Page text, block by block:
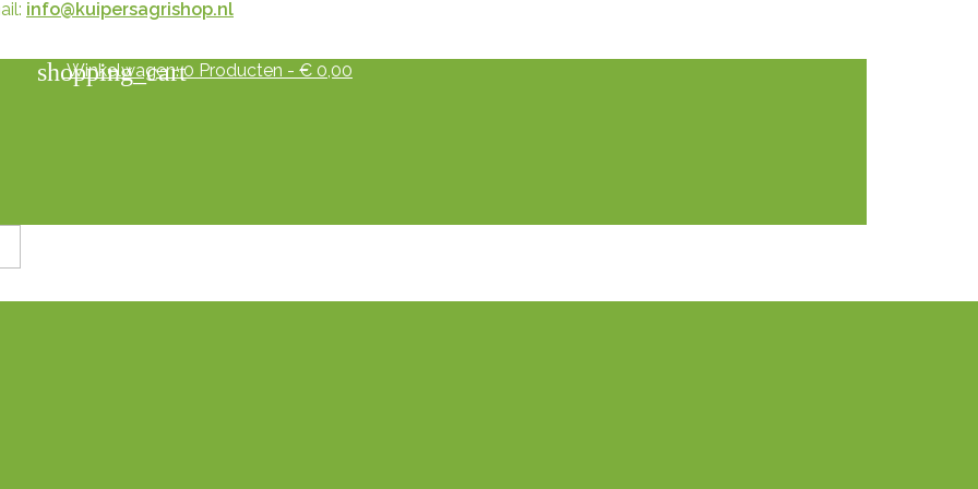
info@kuipersagrishop.nl
shopping_cart
Winkelwagen: 0 Producten - € 0,00